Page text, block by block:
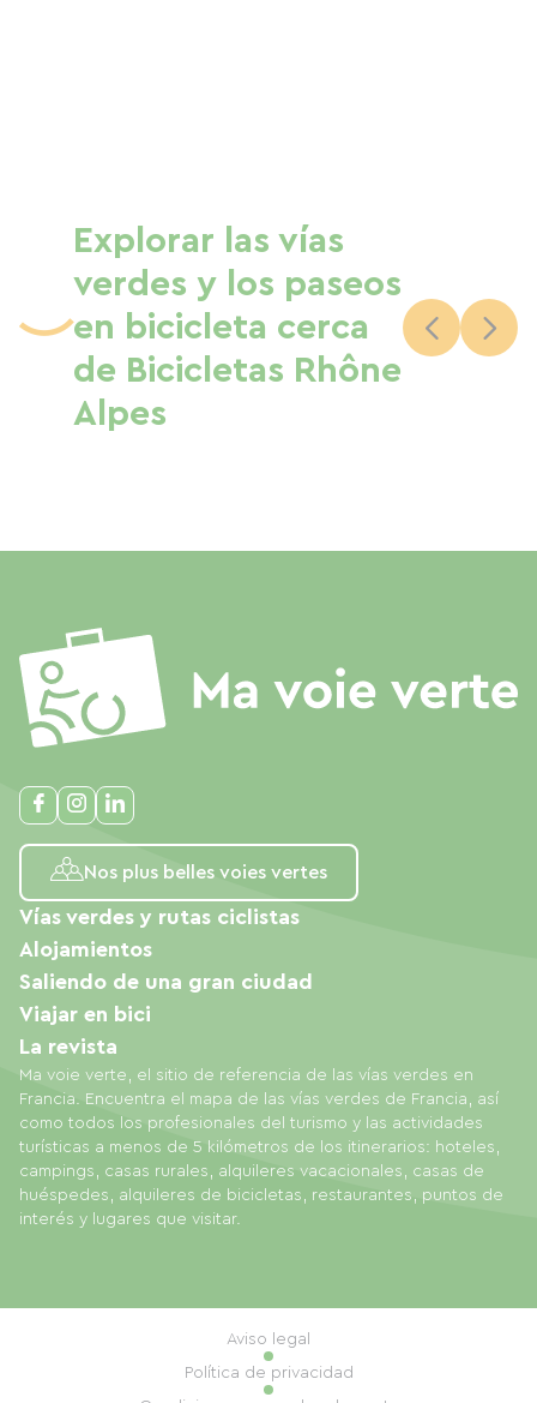
Explorar las vías
verdes y los paseos
en bicicleta cerca
de Bicicletas Rhône
Alpes
Nos plus belles voies vertes
Ma voie verte, el sitio de referencia de las vías verdes en
Francia. Encuentra el mapa de las vías verdes de Francia, así
como todos los profesionales del turismo y las actividades
turísticas a menos de 5 kilómetros de los itinerarios: hoteles,
campings, casas rurales, alquileres vacacionales, casas de
huéspedes, alquileres de bicicletas, restaurantes, puntos de
interés y lugares que visitar.
Vías verdes y rutas ciclistas
Alojamientos
Saliendo de una gran ciudad
Viajar en bici
La revista
Aviso legal
Política de privacidad